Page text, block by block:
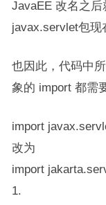
JavaEE 改名之
javax.servlet​​​包现
也因此，代码中
象的 import 都需
import
改为
import
1.